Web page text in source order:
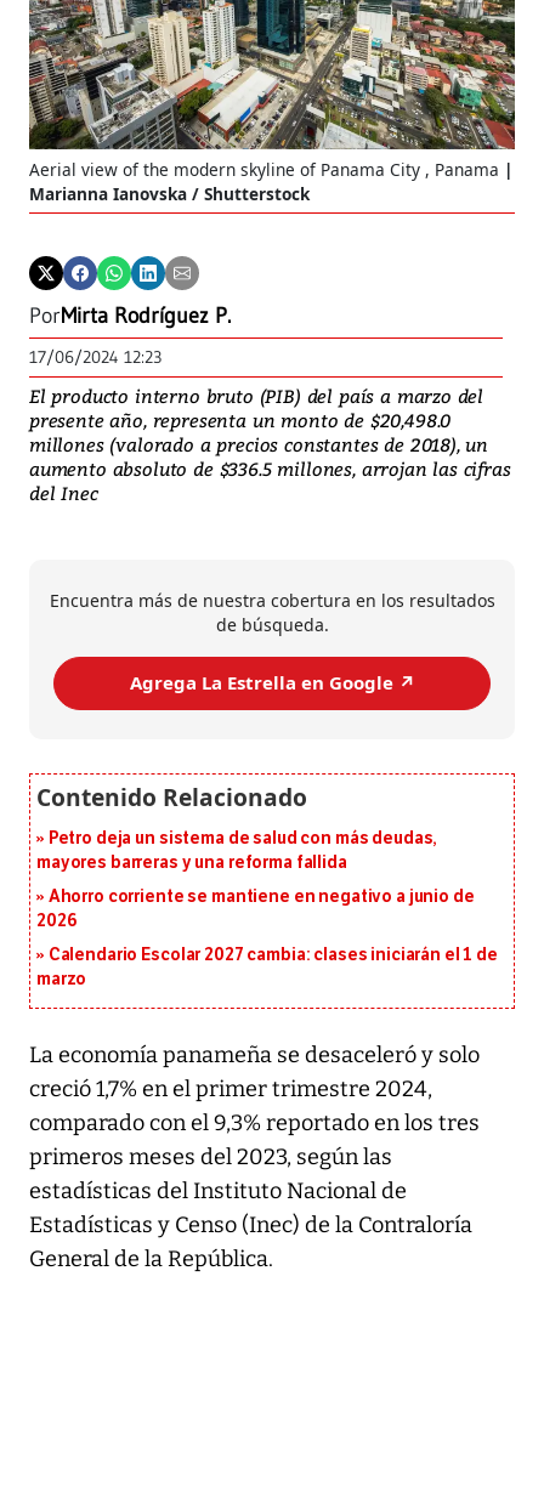
Aerial view of the modern skyline of Panama City , Panama
Marianna Ianovska / Shutterstock
PorMirta Rodríguez P.
17/06/2024 12:23
El producto interno bruto (PIB) del país a marzo del
presente año, representa un monto de $20,498.0
millones (valorado a precios constantes de 2018), un
aumento absoluto de $336.5 millones, arrojan las cifras
del Inec
Encuentra más de nuestra cobertura en los resultados
de búsqueda.
Agrega La Estrella en Google ↗️
Petro deja un sistema de salud con más deudas,
mayores barreras y una reforma fallida
Ahorro corriente se mantiene en negativo a junio de
2026
Calendario Escolar 2027 cambia: clases iniciarán el 1 de
marzo
La economía panameña se desaceleró y solo
creció 1,7% en el primer trimestre 2024,
comparado con el 9,3% reportado en los tres
primeros meses del 2023, según las
estadísticas del Instituto Nacional de
Estadísticas y Censo (Inec) de la Contraloría
General de la República.